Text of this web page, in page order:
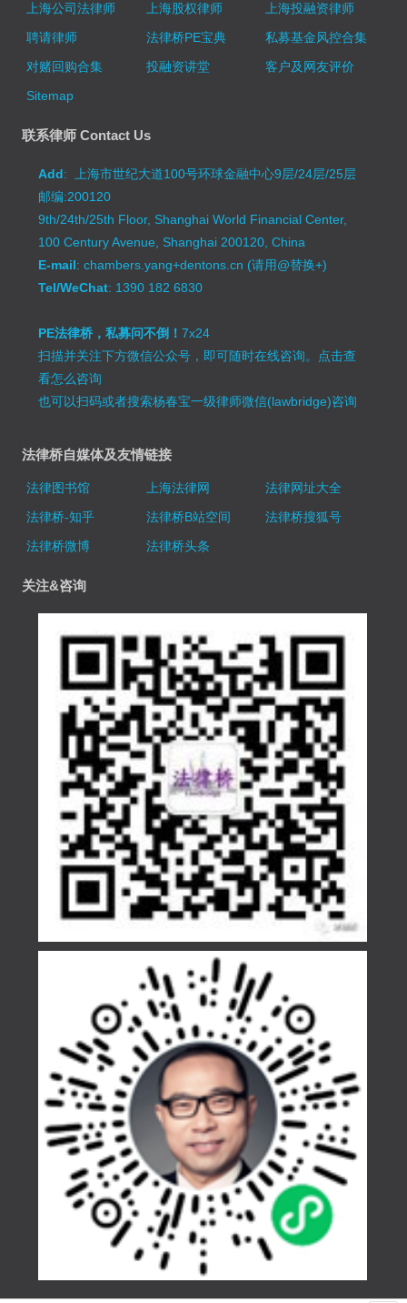
上海公司法律师
上海股权律师
上海投融资律师
聘请律师
法律桥PE宝典
私募基金风控合集
对赌回购合集
投融资讲堂
客户及网友评价
Sitemap
联系律师 Contact Us
Add: 上海市世纪大道100号环球金融中心9层/24层/25层
邮编:200120
9th/24th/25th Floor, Shanghai World Financial Center,
100 Century Avenue, Shanghai 200120, China
E-mail: chambers.yang+dentons.cn (请用@替换+)
Tel/WeChat: 1390 182 6830
PE法律桥，私募问不倒！7x24
扫描并关注下方微信公众号，即可随时在线咨询。 点击查
看怎么咨询
也可以扫码或者搜索杨春宝一级律师微信(lawbridge)咨询
法律桥自媒体及友情链接
法律图书馆 上海法律网
法律网址大全
法律桥-知乎
法律桥B站空间
法律桥搜狐号
法律桥微博
法律桥头条
关注&咨询